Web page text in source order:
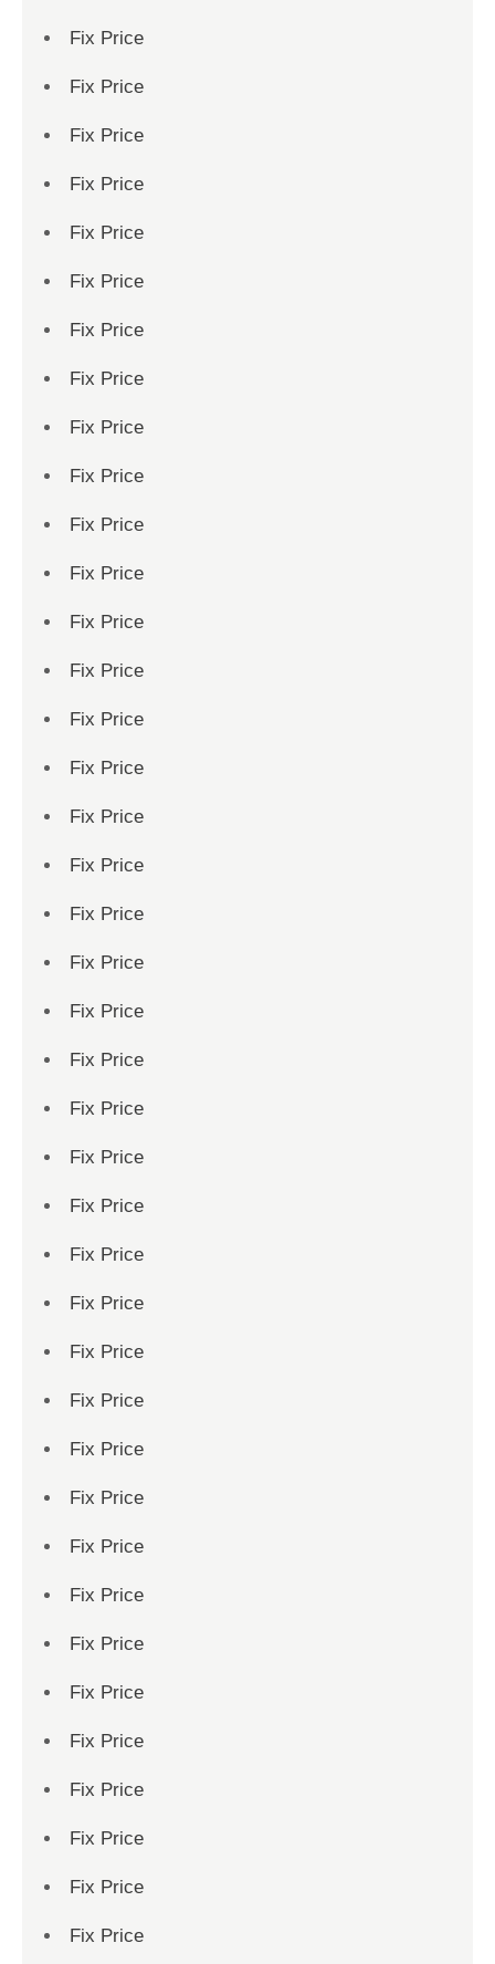
Fix Price
Fix Price
Fix Price
Fix Price
Fix Price
Fix Price
Fix Price
Fix Price
Fix Price
Fix Price
Fix Price
Fix Price
Fix Price
Fix Price
Fix Price
Fix Price
Fix Price
Fix Price
Fix Price
Fix Price
Fix Price
Fix Price
Fix Price
Fix Price
Fix Price
Fix Price
Fix Price
Fix Price
Fix Price
Fix Price
Fix Price
Fix Price
Fix Price
Fix Price
Fix Price
Fix Price
Fix Price
Fix Price
Fix Price
Fix Price